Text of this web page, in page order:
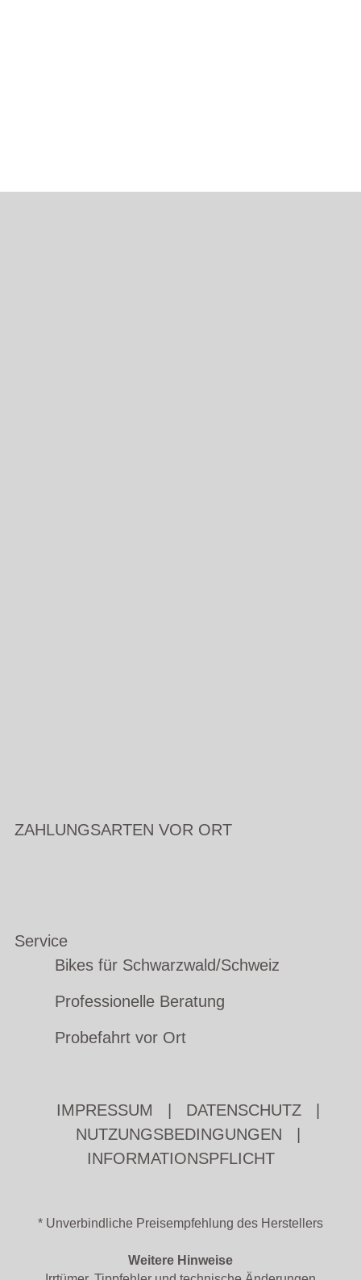
ZAHLUNGSARTEN VOR ORT
Service
Bikes für Schwarzwald/Schweiz
Professionelle Beratung
Probefahrt vor Ort
IMPRESSUM DATENSCHUTZ
NUTZUNGSBEDINGUNGEN
INFORMATIONSPFLICHT
* Unverbindliche Preisempfehlung des Herstellers
Weitere Hinweise